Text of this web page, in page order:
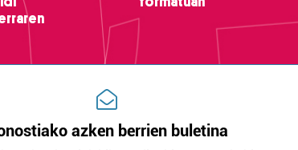
azken berrien buletina